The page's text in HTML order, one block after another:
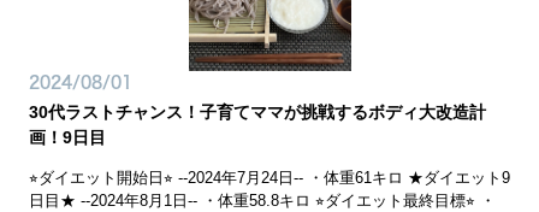
2024/08/01
30代ラストチャンス！子育てママが挑戦するボディ大改造計
画！9日目
⭐︎ダイエット開始日⭐︎ --2024年7月24日-- ・体重61キロ ★ダイエット9
日目★ --2024年8月1日-- ・体重58.8キロ ⭐︎ダイエット最終目標⭐︎ ・